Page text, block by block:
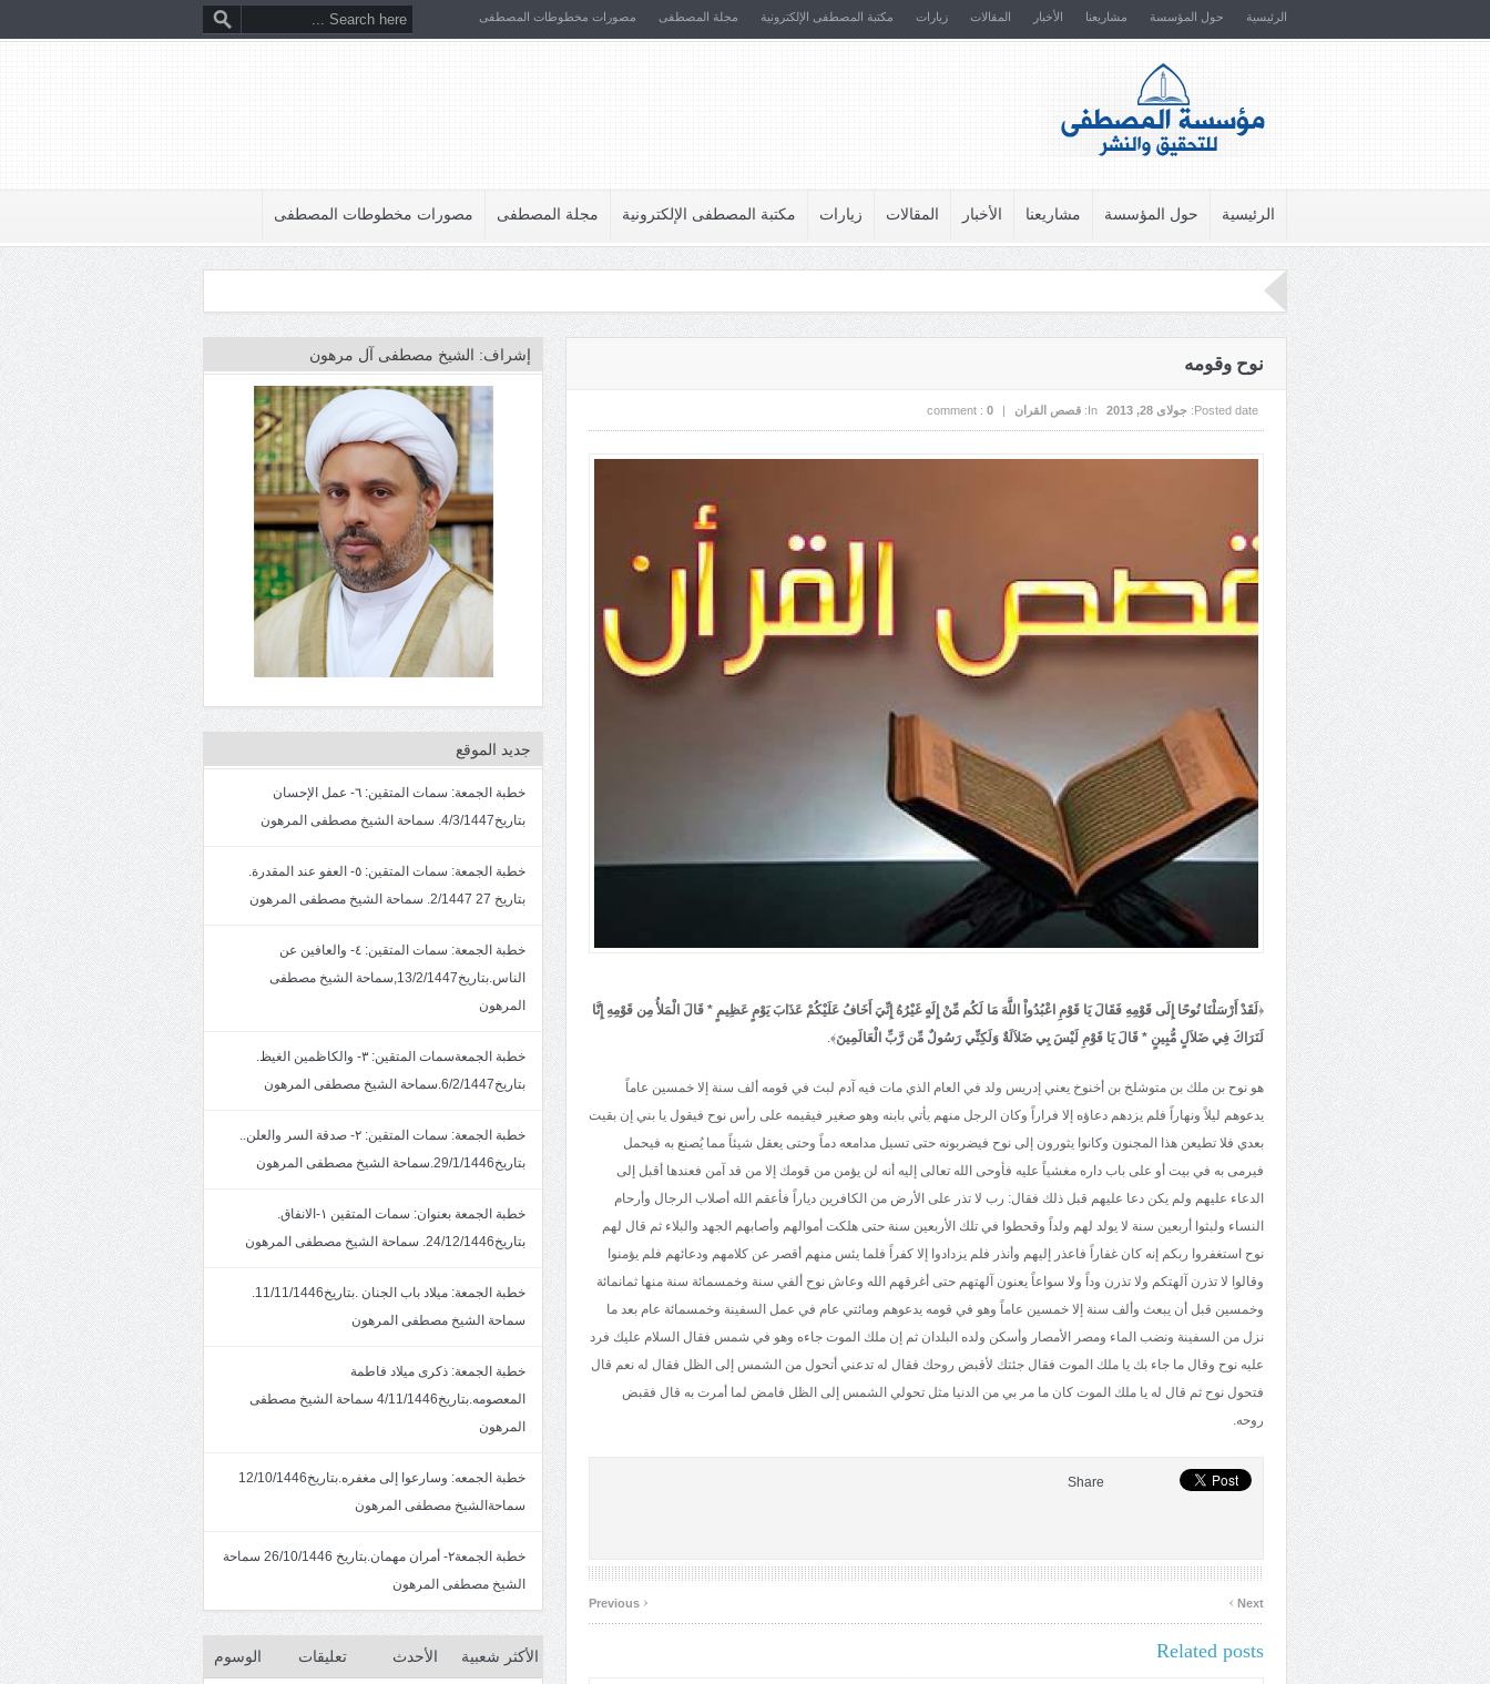
الرئيسية حول المؤسسة مشاريعنا الأخبار المقالات زيارات مكتبة المصطفى الإلكترونية مجلة المصطفى مصورات مخطوطات المصطفى
الرئيسية حول المؤسسة مشاريعنا الأخبار المقالات زيارات مكتبة المصطفى الإلكترونية مجلة المصطفى مصورات مخطوطات المصطفى
نوح وقومه
Posted date: جولای 28, 2013 In: قصص القران |
comment : 0
﴿لَقَدْ أَرْسَلْنَا نُوحًا إِلَى قَوْمِهِ فَقَالَ يَا قَوْمِ اعْبُدُواْ اللَّهَ مَا لَكُم مِّنْ إِلَهٍ غَيْرُهُ إِنِّيَ أَخَافُ عَلَيْكُمْ عَذَابَ يَوْمٍ عَظِيمٍ * قَالَ الْمَلأُ مِن قَوْمِهِ إِنَّا
لَنَرَاكَ فِي ضَلاَلٍ مُّبِينٍ * قَالَ يَا قَوْمِ لَيْسَ بِي ضَلاَلَةٌ وَلَكِنِّي رَسُولٌ مِّن رَّبِّ الْعَالَمِينَ﴾.
هو نوح بن ملك بن متوشلخ بن أخنوخ يعني إدريس ولد في العام الذي مات فيه آدم لبث في قومه ألف سنة إلا خمسين عاماً
يدعوهم ليلاً ونهاراً فلم يزدهم دعاؤه إلا فراراً وكان الرجل منهم يأتي بابنه وهو صغير فيقيمه على رأس نوح فيقول يا بني إن بقيت
بعدي فلا تطيعن هذا المجنون وكانوا يثورون إلى نوح فيضربونه حتى تسيل مدامعه دماً وحتى يعقل شيئاً مما يُصنع به فيحمل
فيرمى به في بيت أو على باب داره مغشياً عليه فأوحى الله تعالى إليه أنه لن يؤمن من قومك إلا من قد آمن فعندها أقبل إلى
الدعاء عليهم ولم يكن دعا عليهم قبل ذلك فقال: رب لا تذر على الأرض من الكافرين دياراً فأعقم الله أصلاب الرجال وأرحام
النساء ولبثوا أربعين سنة لا يولد لهم ولداً وقحطوا في تلك الأربعين سنة حتى هلكت أموالهم وأصابهم الجهد والبلاء ثم قال لهم
نوح استغفروا ربكم إنه كان غفاراً فاعذر إليهم وأنذر فلم يزدادوا إلا كفراً فلما يئس منهم أقصر عن كلامهم ودعائهم فلم يؤمنوا
وقالوا لا تذرن آلهتكم ولا تذرن وداً ولا سواعاً يعنون آلهتهم حتى أغرقهم الله وعاش نوح ألفي سنة وخمسمائة سنة منها ثمانمائة
وخمسين قبل أن يبعث وألف سنة إلا خمسين عاماً وهو في قومه يدعوهم ومائتي عام في عمل السفينة وخمسمائة عام بعد ما
نزل من السفينة ونضب الماء ومصر الأمصار وأسكن ولده البلدان ثم إن ملك الموت جاءه وهو في شمس فقال السلام عليك فرد
عليه نوح وقال ما جاء بك يا ملك الموت فقال جئتك لأقبض روحك فقال له تدعني أتحول من الشمس إلى الظل فقال له نعم قال
فتحول نوح ثم قال له يا ملك الموت كان ما مر بي من الدنيا مثل تحولي الشمس إلى الظل فامض لما أمرت به قال فقبض
روحه.
Share
‹ Next
›
Related posts
إشراف: الشيخ مصطفى آل مرهون
جديد الموقع
خطبة الجمعة: سمات المتقين: ٦- عمل الإحسان
بتاريخ4/3/1447. سماحة الشيخ مصطفى المرهون
خطبة الجمعة: سمات المتقين: ٥- العفو عند المقدرة.
بتاريخ 27 2/1447. سماحة الشيخ مصطفى المرهون
خطبة الجمعة: سمات المتقين: ٤- والعافين عن
الناس.بتاريخ13/2/1447,سماحة الشيخ مصطفى
المرهون
خطبة الجمعةسمات المتقين: ٣- والكاظمين الغيظ.
بتاريخ6/2/1447.سماحة الشيخ مصطفى المرهون
خطبة الجمعة: سمات المتقين: ٢- صدقة السر والعلن..
بتاريخ29/1/1446.سماحة الشيخ مصطفى المرهون
خطبة الجمعة بعنوان: سمات المتقين ١-الانفاق.
بتاريخ24/12/1446. سماحة الشيخ مصطفى المرهون
خطبة الجمعة: ميلاد باب الجنان .بتاريخ11/11/1446.
سماحة الشيخ مصطفى المرهون
خطبة الجمعة: ذكرى ميلاد فاطمة
المعصومه.بتاريخ4/11/1446 سماحة الشيخ مصطفى
المرهون
خطبة الجمعه: وسارعوا إلى مغفره.بتاريخ12/10/1446
سماحةالشيخ مصطفى المرهون
خطبة الجمعة٢- أمران مهمان.بتاريخ 26/10/1446 سماحة
الشيخ مصطفى المرهون
الأكثر شعبية الأحدث تعليقات الوسوم